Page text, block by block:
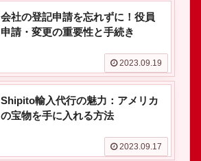
会社の登記申請を忘れずに！役員
申請・変更の重要性と手続き
2023.09.19
Shipito輸入代行の魅力：アメリカ
の宝物を手に入れる方法
2023.09.17